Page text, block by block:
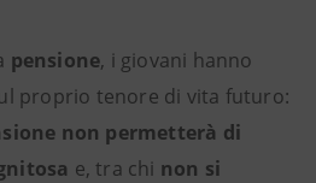
pensione, i giovani hanno
proprio tenore di vita futuro:
non permetterà di
e, tra chi non si